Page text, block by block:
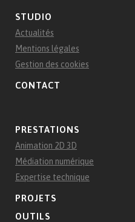
STUDIO
Actualités
Mentions légales
Gestion des cookies
CONTACT
PRESTATIONS
Animation 2D 3D
Médiation numérique
Expertise technique
PROJETS
OUTILS